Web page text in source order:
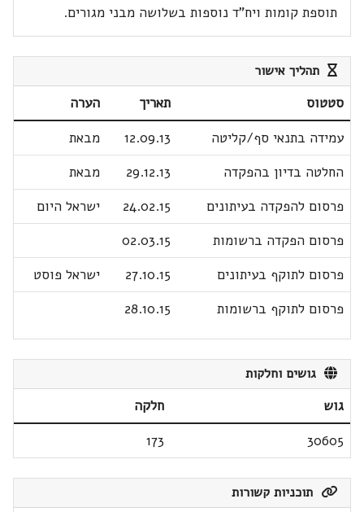
תוספת קומות ויח"ד נוספות בשלושה מבני מגורים.
תהליך אישור
סטטוס תאריך
הערה
עמידה בתנאי סף/קליטה
12.09.13
מבאת
החלטה בדיון בהפקדה
29.12.13
מבאת
פרסום להפקדה בעיתונים
24.02.15
ישראל היום
פרסום הפקדה ברשומות
02.03.15
פרסום לתוקף בעיתונים
27.10.15
ישראל פוסט
פרסום לתוקף ברשומות
28.10.15
גושים וחלקות
גוש
חלקה
30605
173
תוכניות קשורות